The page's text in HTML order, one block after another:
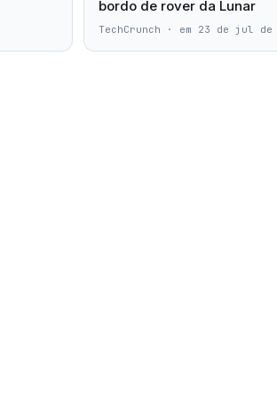
bordo de rover da Lunar
TechCrunch · em 23 de jul de